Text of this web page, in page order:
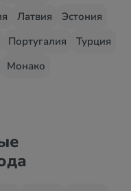
Латвия
Эстония
Португалия
Турция
Монако